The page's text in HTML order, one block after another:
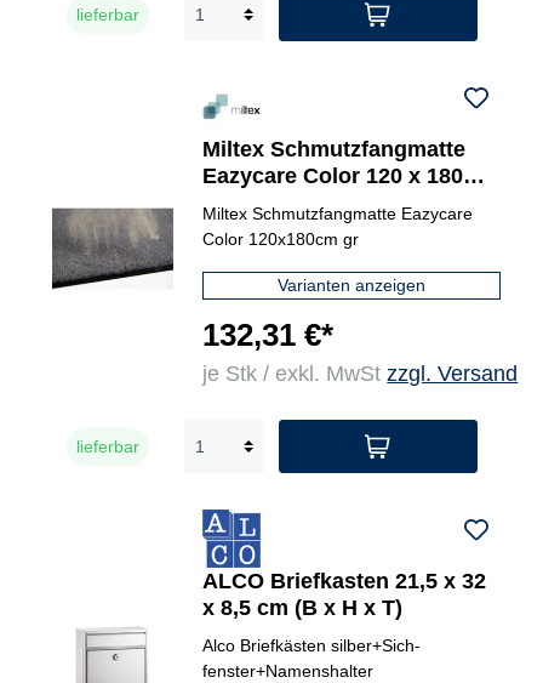
lieferbar
Miltex Schmutzfangmatte
Eazycare Color 120 x 180
cm (B x L)
Miltex Schmutzfangmatte Eazycare
Color 120x180cm gr
Varianten anzeigen
132,31 €*
je Stk / exkl. MwStzzgl. Versand
lieferbar
ALCO Briefkasten 21,5 x 32
x 8,5 cm (B x H x T)
Alco Briefkästen silber+Sich-
fenster+Namenshalter